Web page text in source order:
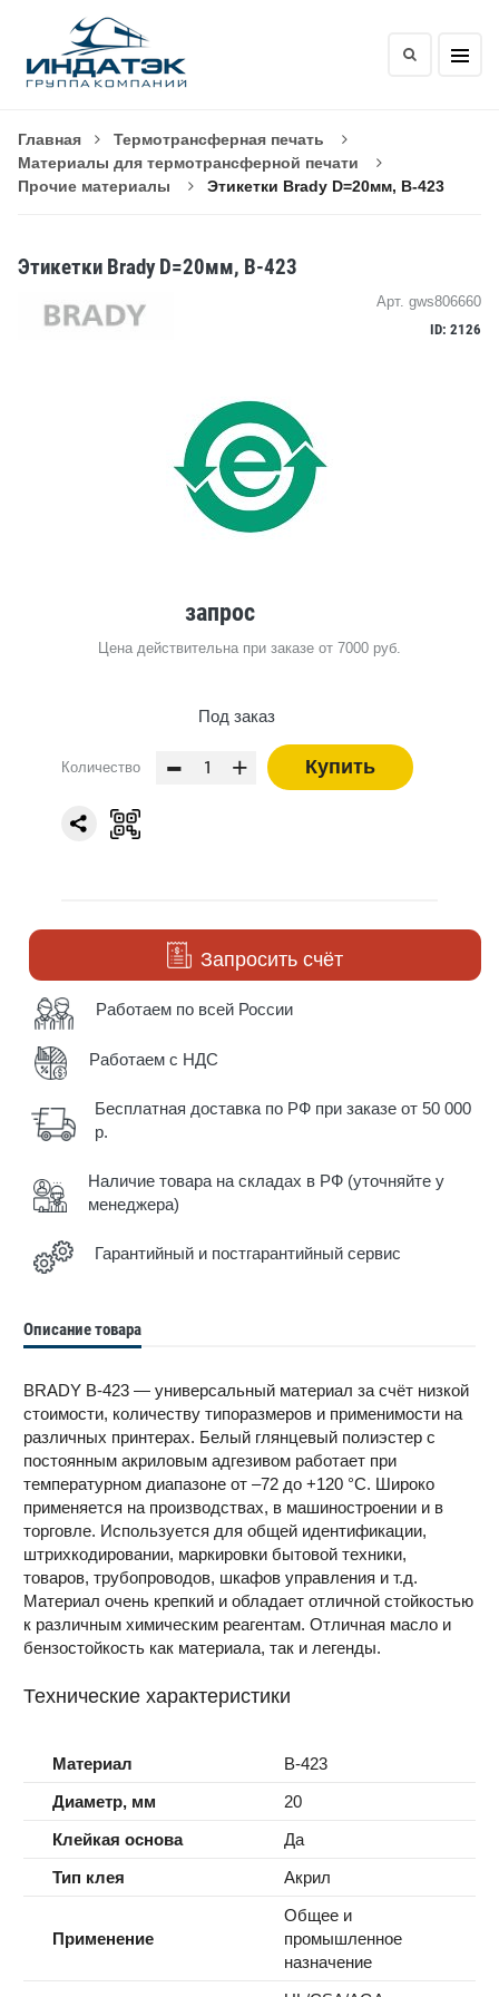
Главная
Термотрансферная печать
Материалы для термотрансферной печати
Прочие материалы
Этикетки Brady D=20мм, B-423
Этикетки Brady D=20мм, B-423
Арт. gws806660
ID: 2126
запрос
Цена действительна при заказе от 7000 руб.
Под заказ
Количество - + Купить
Запросить счёт
Работаем по всей России
Работаем с НДС
Бесплатная доставка по РФ при заказе от 50 000
р.
Наличие товара на складах в РФ (уточняйте у
менеджера)
Гарантийный и постгарантийный сервис
Описание товара
BRADY B-423 — универсальный материал за счёт низкой
стоимости, количеству типоразмеров и применимости на
различных принтерах. Белый глянцевый полиэстер с
постоянным акриловым адгезивом работает при
температурном диапазоне от –72 до +120 °С. Широко
применяется на производствах, в машиностроении и в
торговле. Используется для общей идентификации,
штрихкодировании, маркировки бытовой техники,
товаров, трубопроводов, шкафов управления и т.д.
Материал очень крепкий и обладает отличной стойкостью
к различным химическим реагентам. Отличная масло и
бензостойкость как материала, так и легенды.
Технические характеристики
Материал
B-423
Диаметр, мм
20
Клейкая основа
Да
Тип клея
Акрил
Применение
Общее и
промышленное
назначение